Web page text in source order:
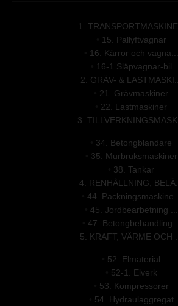
1.
15. Pallyftvagnar
16. Kärror och vagna...
16-1 Släpvagnar-bil
2. GRÄV- & LASTMASKI...
21. Grävmaskiner
22. Lastmaskiner
3.
34. Betongblandare
35. Murbruksmaskiner
38. Tankar
4. RENHÅLLNING, BELÄ...
44. Packningsmaskine...
45. Jordbearbetning ...
•47. Betongbehandling...
5. KRAFT, VÄRME OCH ...
52. Elmaterial
52-1. Elverk
53. Kompressorer
54. Hydraulaggregat